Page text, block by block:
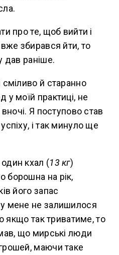
про те, щоб вийти і
збирався йти, то
дав раніше.
й старанно
у моїй практиці, не
Я поступово став
і так минуло ще
кхал (13 кг)
борошна на рік,
його запас
мене не залишилося
якщо так триватиме, то
що мирські люди
маючи таке